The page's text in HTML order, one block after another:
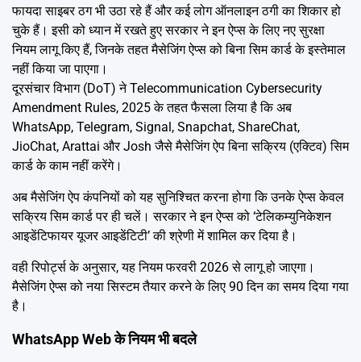
फायदा साइबर ठग भी उठा रहे हैं और कई लोग ऑनलाइन ठगी का शिकार हो
चुके हैं। इसी को ध्यान में रखते हुए सरकार ने इन ऐप्स के लिए नए सुरक्षा
नियम लागू किए हैं, जिनके तहत मैसेजिंग ऐप्स को बिना सिम कार्ड के इस्तेमाल
नहीं किया जा पाएगा।
दूरसंचार विभाग (DoT) ने Telecommunication Cybersecurity
Amendment Rules, 2025 के तहत फैसला लिया है कि अब
WhatsApp, Telegram, Signal, Snapchat, ShareChat,
JioChat, Arattai और Josh जैसे मैसेजिंग ऐप बिना सक्रिय (एक्टिव) सिम
कार्ड के काम नहीं करेंगे।
अब मैसेजिंग ऐप कंपनियों को यह सुनिश्चित करना होगा कि उनके ऐप्स केवल
सक्रिय सिम कार्ड पर ही चलें। सरकार ने इन ऐप्स को ‘टेलिकम्युनिकेशन
आइडेंटिफायर यूजर आइडेंटिटी’ की श्रेणी में शामिल कर दिया है।
वही रिपोर्ट्स के अनुसार, यह नियम फरवरी 2026 से लागू हो जाएगा।
मैसेजिंग ऐप्स को नया सिस्टम तैयार करने के लिए 90 दिन का समय दिया गया
है।
WhatsApp Web के नियम भी बदले